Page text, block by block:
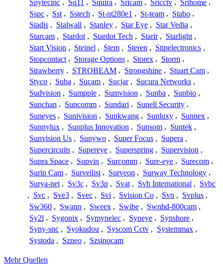
Spytecinc , Sq11 , Squira , Sricam , Sricctv , Srihome ,
Sspc , Sst , Sstech , St-nt280e1 , St-team , Stabo ,
Stadis , Stalwall , Stanley , Star Eye , Star Vedia ,
Starcam , Stardot , Stardot Tech , Starir , Starlight ,
Start Vision , Steinel , Stem , Steren , Stipelectronics ,
Stopcontact , Storage Options , Storex , Storm ,
Strawberry , STROBEAM , Strongshine , Stuart Cam ,
Styco , Suba , Sucam , Sucjar , Sucura Networks ,
Sudvision , Sumpple , Sumvision , Sunba , Sunbio ,
Sunchan , Suncomm , Sundari , Sunell Security ,
Suneyes , Sunivision , Sunkwang , Sunluxy , Sunnex ,
Sunnylux , Sunplus Innovation , Sunsom , Suntek ,
Sunvision Us , Sunywo , Super Focus , Supera ,
Supercircuits , Supereye , Superspring , Supervision ,
Supra Space , Supvin , Surcomm , Sure-eye , Surecom ,
Surip Cam , Surveilist , Surveon , Surway Technology ,
Surya-net , Sv3c , Sv3p , Svat , Svb International , Svbc
, Svc , Sve3 , Svec , Svi , Svision Co , Svn , Svplus ,
Sw360 , Swann , Sweex , Swibe , Swnhd-800cam ,
Sy2l , Sygonix , Symynelec , Syneye , Synshore ,
Syny-snc , Syokudou , Syscom Cctv , Systemmax ,
Systoda , Szneo , Szsinocam
Mehr Quellen